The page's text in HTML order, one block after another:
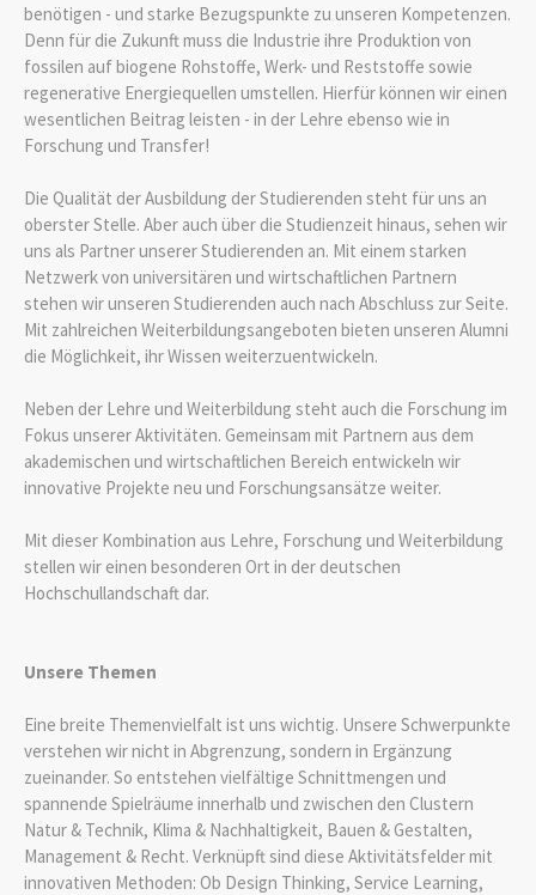
benötigen - und starke Bezugspunkte zu unseren Kompetenzen.
Denn für die Zukunft muss die Industrie ihre Produktion von
fossilen auf biogene Rohstoffe, Werk- und Reststoffe sowie
regenerative Energiequellen umstellen. Hierfür können wir einen
wesentlichen Beitrag leisten - in der Lehre ebenso wie in
Forschung und Transfer!
Die Qualität der Ausbildung der Studierenden steht für uns an
oberster Stelle. Aber auch über die Studienzeit hinaus, sehen wir
uns als Partner unserer Studierenden an. Mit einem starken
Netzwerk von universitären und wirtschaftlichen Partnern
stehen wir unseren Studierenden auch nach Abschluss zur Seite.
Mit zahlreichen Weiterbildungsangeboten bieten unseren Alumni
die Möglichkeit, ihr Wissen weiterzuentwickeln.
Neben der Lehre und Weiterbildung steht auch die Forschung im
Fokus unserer Aktivitäten. Gemeinsam mit Partnern aus dem
akademischen und wirtschaftlichen Bereich entwickeln wir
innovative Projekte neu und Forschungsansätze weiter.
Mit dieser Kombination aus Lehre, Forschung und Weiterbildung
stellen wir einen besonderen Ort in der deutschen
Hochschullandschaft dar.
Unsere Themen
Eine breite Themenvielfalt ist uns wichtig. Unsere Schwerpunkte
verstehen wir nicht in Abgrenzung, sondern in Ergänzung
zueinander. So entstehen vielfältige Schnittmengen und
spannende Spielräume innerhalb und zwischen den Clustern
Natur & Technik, Klima & Nachhaltigkeit, Bauen & Gestalten,
Management & Recht. Verknüpft sind diese Aktivitätsfelder mit
innovativen Methoden: Ob Design Thinking, Service Learning,